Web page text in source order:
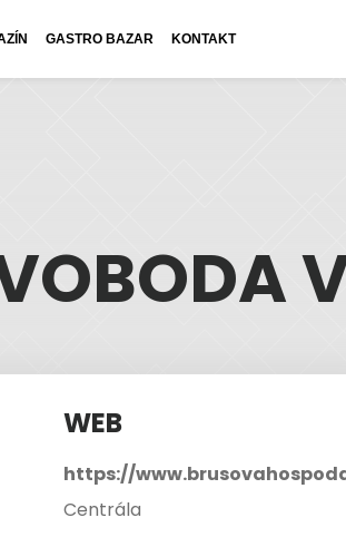
GASTRO BAZAR KONTAKT
WEB
https://
Centrála